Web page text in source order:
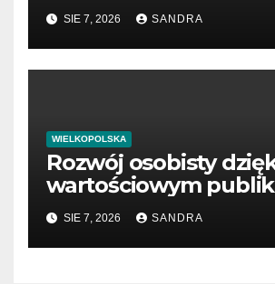
SIE 7, 2026 SANDRA
WIELKOPOLSKA
Rozwój osobisty
wartościowym
SIE 7, 2026 SANDRA